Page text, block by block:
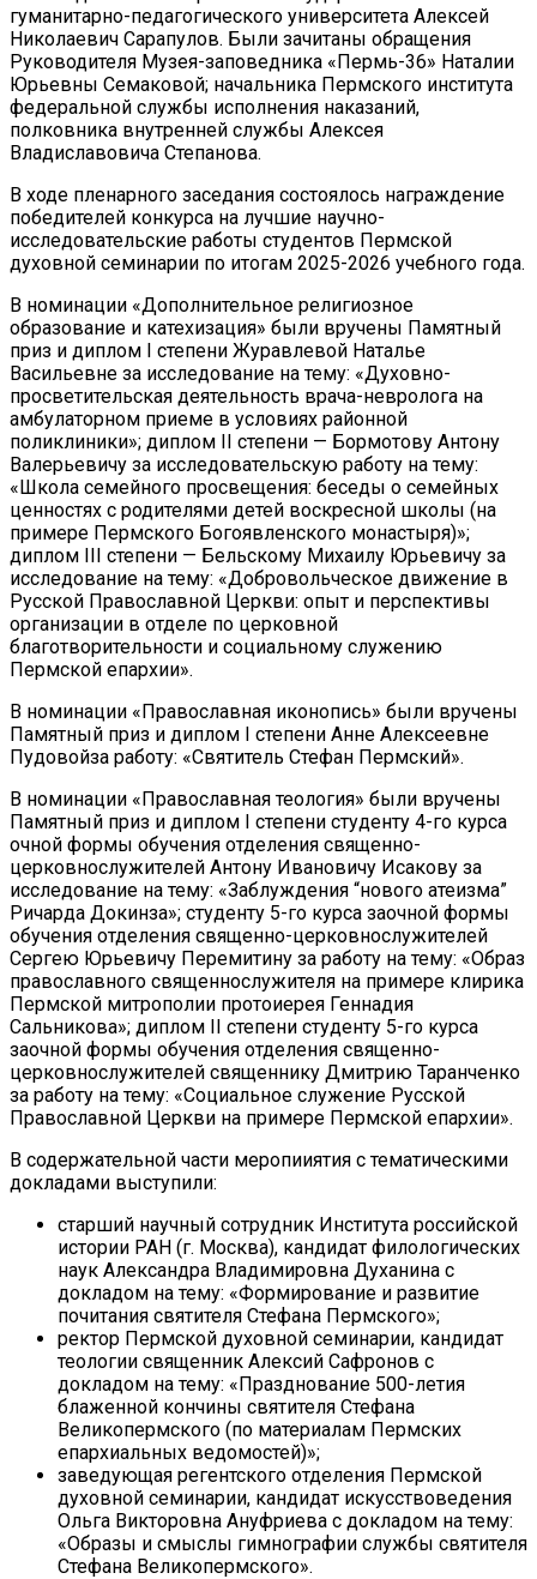
гуманитарно-педагогического университета Алексей
Николаевич Сарапулов. Были зачитаны обращения
Руководителя Музея-заповедника «Пермь-36» Наталии
Юрьевны Семаковой; начальника Пермского института
федеральной службы исполнения наказаний,
полковника внутренней службы Алексея
Владиславовича Степанова.
В ходе пленарного заседания состоялось награждение
победителей конкурса на лучшие научно-
исследовательские работы студентов Пермской
духовной семинарии по итогам 2025-2026 учебного года.
В номинации «Дополнительное религиозное
образование и катехизация» были вручены Памятный
приз и диплом I степени Журавлевой Наталье
Васильевне за исследование на тему: «Духовно-
просветительская деятельность врача-невролога на
амбулаторном приеме в условиях районной
поликлиники»; диплом II степени — Бормотову Антону
Валерьевичу за исследовательскую работу на тему:
«Школа семейного просвещения: беседы о семейных
ценностях с родителями детей воскресной школы (на
примере Пермского Богоявленского монастыря)»;
диплом III степени — Бельскому Михаилу Юрьевичу за
исследование на тему: «Добровольческое движение в
Русской Православной Церкви: опыт и перспективы
организации в отделе по церковной
благотворительности и социальному служению
Пермской епархии».
В номинации «Православная иконопись» были вручены
Памятный приз и диплом I степени Анне Алексеевне
Пудовойза работу: «Святитель Стефан Пермский».
В номинации «Православная теология» были вручены
Памятный приз и диплом I степени студенту 4-го курса
очной формы обучения отделения священно-
церковнослужителей Антону Ивановичу Исакову за
исследование на тему: «Заблуждения “нового атеизма”
Ричарда Докинза»; студенту 5-го курса заочной формы
обучения отделения священно-церковнослужителей
Сергею Юрьевичу Перемитину за работу на тему: «Образ
православного священнослужителя на примере клирика
Пермской митрополии протоиерея Геннадия
Сальникова»; диплом II степени студенту 5-го курса
заочной формы обучения отделения священно-
церковнослужителей священнику Дмитрию Таранченко
за работу на тему: «Социальное служение Русской
Православной Церкви на примере Пермской епархии».
В содержательной части меропииятия с тематическими
докладами выступили:
старший научный сотрудник Института российской
истории РАН (г. Москва), кандидат филологических
наук Александра Владимировна Духанина с
докладом на тему: «Формирование и развитие
почитания святителя Стефана Пермского»;
ректор Пермской духовной семинарии, кандидат
теологии священник Алексий Сафронов с
докладом на тему: «Празднование 500-летия
блаженной кончины святителя Стефана
Великопермского (по материалам Пермских
епархиальных ведомостей)»;
заведующая регентского отделения Пермской
духовной семинарии, кандидат искусствоведения
Ольга Викторовна Ануфриева с докладом на тему:
«Образы и смыслы гимнографии службы святителя
Стефана Великопермского».